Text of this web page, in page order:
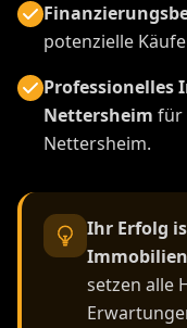
potenzielle
Nettersheim für
Nettersheim.
Ihr Erfolg
setzen alle